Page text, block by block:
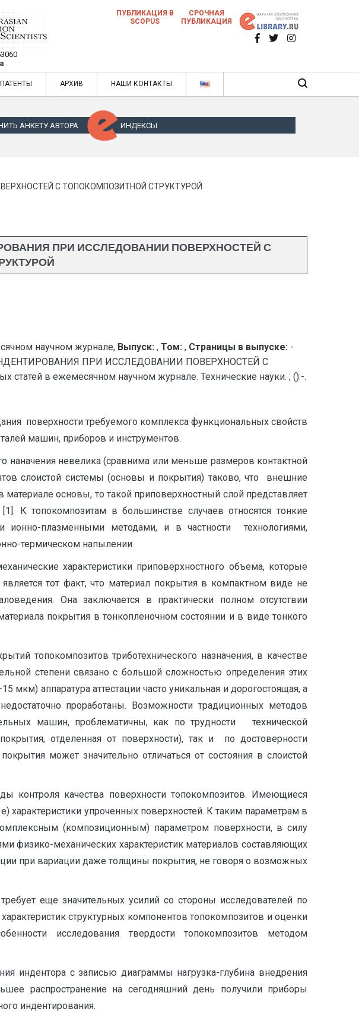
публикация научных статей в ежемесячном научном
журнале
статей в ежемесячном научном журнале
ПУБЛИКАЦИЯ В
SCOPUS
СРОЧНАЯ
ПУБЛИКАЦИЯ
ПАТЕНТЫ АРХИВ НАШИ КОНТАКТЫ
АНКЕТУ АВТОРА ИНДЕКСЫ
С ТОПОКОМПОЗИТНОЙ СТРУКТУРОЙ
ПРИ ИССЛЕДОВАНИИ ПОВЕРХНОСТЕЙ С
научном журнале, Выпуск: , Том: , Страницы в выпуске: -
ПРИ ИССЛЕДОВАНИИ ПОВЕРХНОСТЕЙ С
в ежемесячном научном журнале. Технические науки. ; ():-.
поверхности требуемого комплекса функциональных свойств
машин, приборов и инструментов.
наначения невелика (сравнима или меньше размеров контактной
слоистой системы (основы и покрытия) таково, что внешние
основы, то такой приповерхностный слой представляет
К топокомпозитам в большинстве случаев относятся тонкие
плазменными методами, и в частности технологиями,
термическом напылении.
характеристики приповерхностного объема, которые
тот факт, что материал покрытия в компактном виде не
Она заключается в практически полном отсутствии
покрытия в тонкопленочном состоянии и в виде тонкого
топокомпозитов триботехнического назначения, в качестве
степени связано с большой сложностью определения этих
аппаратура аттестации часто уникальная и дорогостоящая, а
проработаны. Возможности традиционных методов
машин, проблематичны, как по трудности технической
отделенная от поверхности), так и по достоверности
может значительно отличаться от состояния в слоистой
контроля качества поверхности топокомпозитов. Имеющиеся
упроченных поверхностей. К таким параметрам в
(композиционным) параметром поверхности, в силу
физико-механических характеристик материалов составляющих
при вариации даже толщины покрытия, не говоря о возможных
еще значительных усилий со стороны исследователей по
структурных компонентов топокомпозитов и оценки
исследования твердости топокомпозитов методом
индентора с записью диаграммы нагрузка-глубина внедрения
распространение на сегодняшний день получили приборы
индентирования.